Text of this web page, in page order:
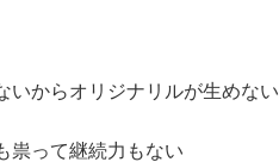
いからオリジナリルが生めない
祟って継続力もない